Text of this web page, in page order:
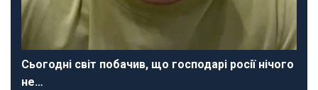
Сьогодні світ побачив, що господарі росії нічого
не…